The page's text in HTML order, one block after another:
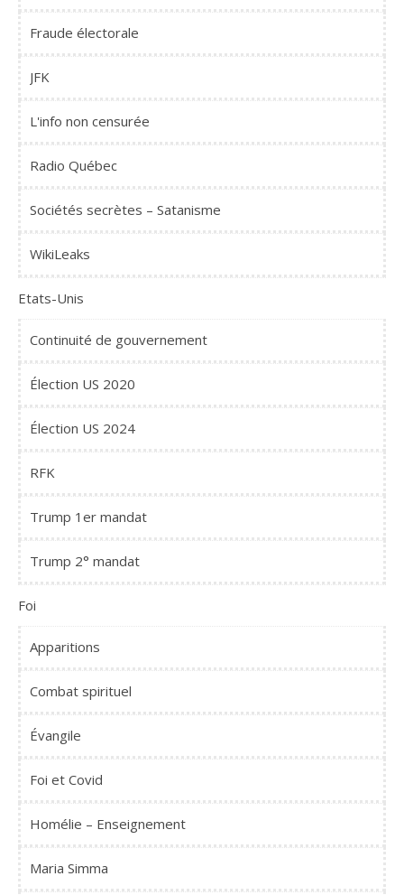
Fraude électorale
JFK
L'info non censurée
Radio Québec
Sociétés secrètes – Satanisme
WikiLeaks
Etats-Unis
Continuité de gouvernement
Élection US 2020
Élection US 2024
RFK
Trump 1er mandat
Trump 2° mandat
Foi
Apparitions
Combat spirituel
Évangile
Foi et Covid
Homélie – Enseignement
Maria Simma